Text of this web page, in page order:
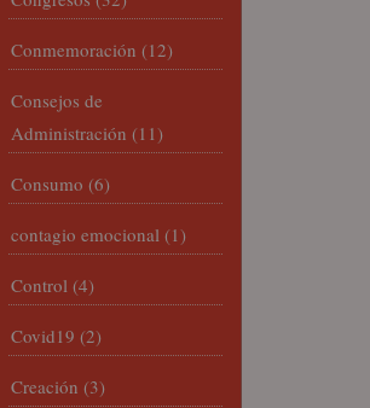
Conmemoración (12)
Consejos de
Administración (11)
Consumo (6)
contagio emocional (1)
Control (4)
Covid19 (2)
Creación (3)